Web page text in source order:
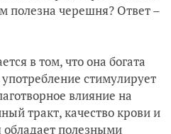
полезна черешня? Ответ –
в том, что она богата
стимулирует
влияние на
тракт, качество крови и
обладает полезными